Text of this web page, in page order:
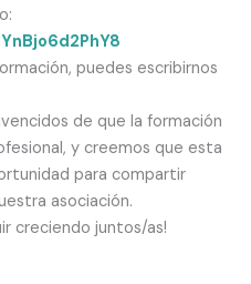
puedes escribirnos
de que la formación
y creemos que esta
para compartir
asociación.
creciendo juntos/as!